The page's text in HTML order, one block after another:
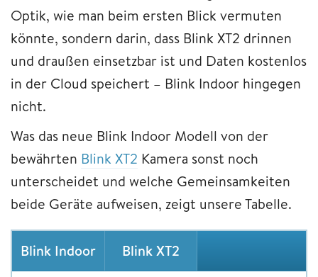
Optik, wie man beim ersten Blick vermuten
könnte, sondern darin, dass Blink XT2 drinnen
und draußen einsetzbar ist und Daten kostenlos
in der Cloud speichert – Blink Indoor hingegen
nicht.
Was das neue Blink Indoor Modell von der
bewährten Blink XT2 Kamera sonst noch
unterscheidet und welche Gemeinsamkeiten
beide Geräte aufweisen, zeigt unsere Tabelle.
Blink Indoor Blink XT2